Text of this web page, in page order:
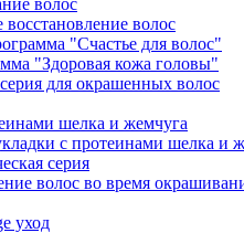
волос
волос
"Счастье для волос"
"Здоровая кожа головы"
для окрашенных волос
шелка и жемчуга
с протеинами шелка и
серия
волос во время
уход